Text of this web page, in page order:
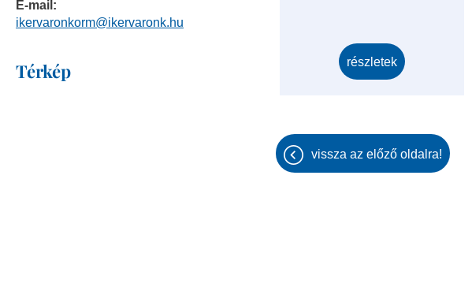
E-mail:
ikervaronkorm@ikervaronk.hu
Térkép részletek
vissza az előző oldalra!